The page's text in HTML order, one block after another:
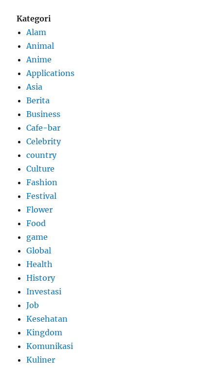
Kategori
Alam
Animal
Anime
Applications
Asia
Berita
Business
Cafe-bar
Celebrity
country
Culture
Fashion
Festival
Flower
Food
game
Global
Health
History
Investasi
Job
Kesehatan
Kingdom
Komunikasi
Kuliner